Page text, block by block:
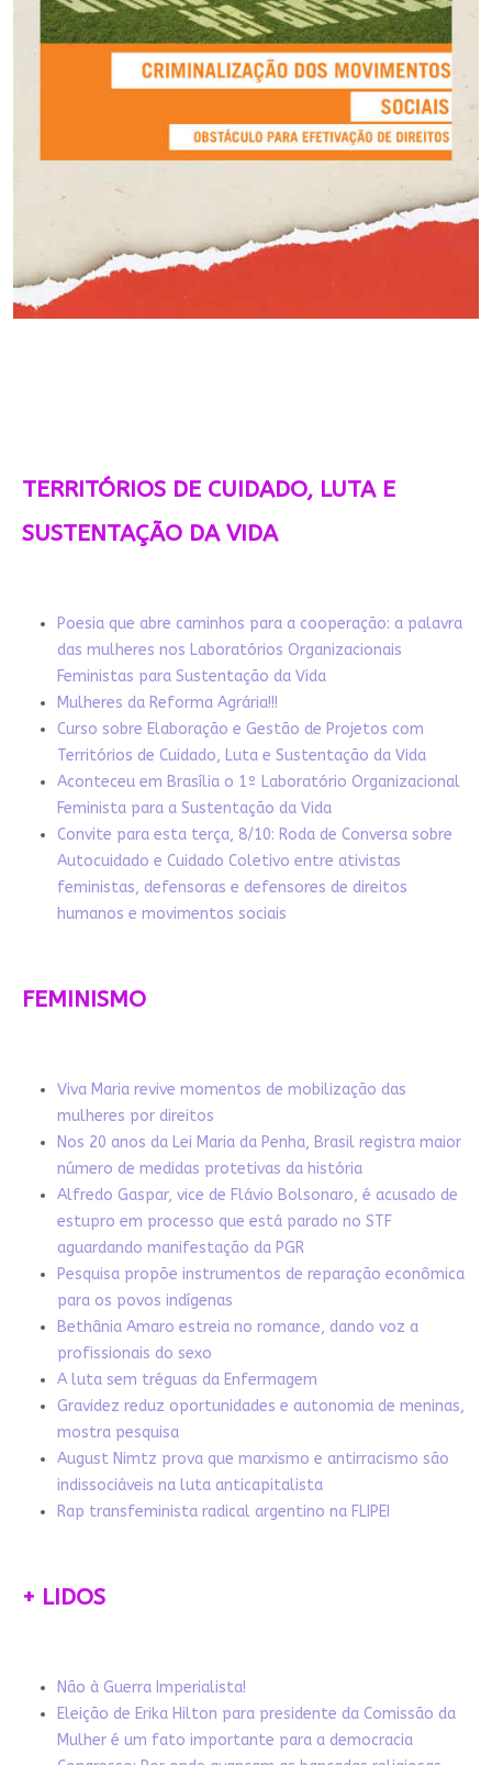
TERRITÓRIOS DE CUIDADO, LUTA E
SUSTENTAÇÃO DA VIDA
Poesia que abre caminhos para a cooperação: a palavra
das mulheres nos Laboratórios Organizacionais
Feministas para Sustentação da Vida
Mulheres da Reforma Agrária!!!
Curso sobre Elaboração e Gestão de Projetos com
Territórios de Cuidado, Luta e Sustentação da Vida
Aconteceu em Brasília o 1º Laboratório Organizacional
Feminista para a Sustentação da Vida
Convite para esta terça, 8/10: Roda de Conversa sobre
Autocuidado e Cuidado Coletivo entre ativistas
feministas, defensoras e defensores de direitos
humanos e movimentos sociais
FEMINISMO
Viva Maria revive momentos de mobilização das
mulheres por direitos
Nos 20 anos da Lei Maria da Penha, Brasil registra maior
número de medidas protetivas da história
Alfredo Gaspar, vice de Flávio Bolsonaro, é acusado de
estupro em processo que está parado no STF
aguardando manifestação da PGR
Pesquisa propõe instrumentos de reparação econômica
para os povos indígenas
Bethânia Amaro estreia no romance, dando voz a
profissionais do sexo
A luta sem tréguas da Enfermagem
Gravidez reduz oportunidades e autonomia de meninas,
mostra pesquisa
August Nimtz prova que marxismo e antirracismo são
indissociáveis na luta anticapitalista
Rap transfeminista radical argentino na FLIPEI
+ LIDOS
Não à Guerra Imperialista!
Eleição de Erika Hilton para presidente da Comissão da
Mulher é um fato importante para a democracia